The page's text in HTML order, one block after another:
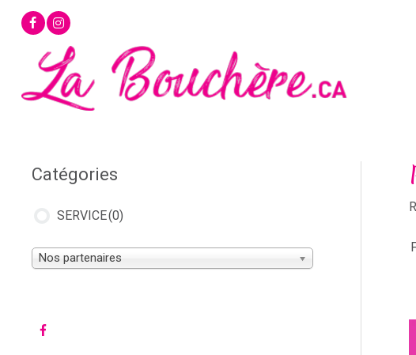
contenu
Catégories
SERVICE(0)
Nos partenaires